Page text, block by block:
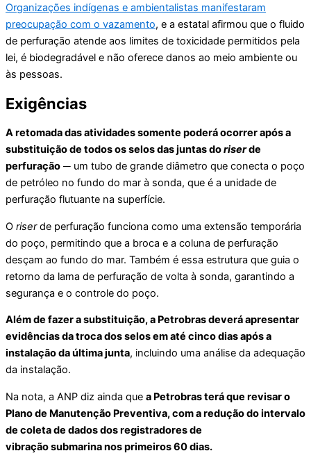
Organizações indígenas e ambientalistas manifestaram
preocupação com o vazamento, e a estatal afirmou que o fluido
de perfuração atende aos limites de toxicidade permitidos pela
lei, é biodegradável e não oferece danos ao meio ambiente ou
às pessoas.
Exigências
A retomada das atividades somente poderá ocorrer após a
substituição de todos os selos das juntas doriserde
perfuração ─ um tubo de grande diâmetro que conecta o poço
de petróleo no fundo do mar à sonda, que é a unidade de
perfuração flutuante na superfície.
O riserde perfuração funciona como uma extensão temporária
do poço, permitindo que a broca e a coluna de perfuração
desçam ao fundo do mar. Também é essa estrutura que guia o
retorno da lama de perfuração de volta à sonda, garantindo a
segurança e o controle do poço.
Além de fazer a substituição, a Petrobras deverá apresentar
evidências da troca dos selos em até cinco dias após a
instalação da última junta, incluindo uma análise da adequação
da instalação.
Na nota, a ANP diz ainda que a Petrobras terá que revisar o
Plano de Manutenção Preventiva, com a redução do intervalo
de coleta de dados dos registradores de
vibração submarina nos primeiros 60 dias.